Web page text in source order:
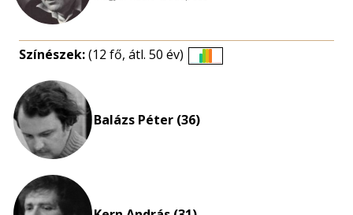
Színészek:(12 fő, átl. 50 év)
Balázs Péter (36)